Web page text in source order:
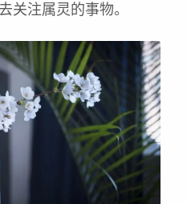
关注属灵的事物。